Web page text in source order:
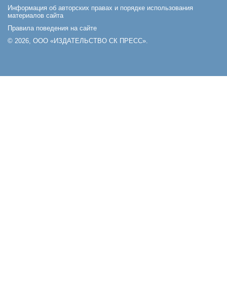
Информация об авторских правах и порядке использования
материалов сайта
Правила поведения на сайте
© 2026, ООО «ИЗДАТЕЛЬСТВО СК ПРЕСС».